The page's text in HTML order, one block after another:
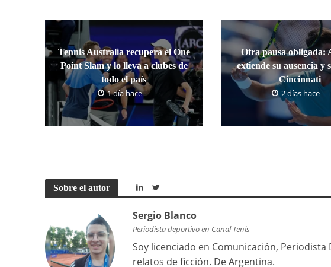
Tennis Australia recupera el One
Point Slam y lo lleva a clubes de
todo el país
1 día hace
Otra pausa obligada:
extiende su ausencia y
Cincinnati
2 días hace
Sobre el autor
Sergio Blanco
Periodista deportivo en Canal Tenis
Soy licenciado en Comunicación,
relatos de ficción. De Argentina.